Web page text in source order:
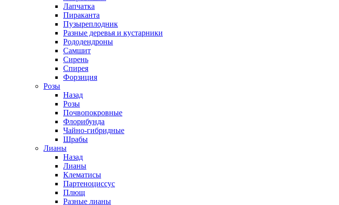
Лапчатка
Пираканта
Пузыреплодник
Разные деревья и кустарники
Рододендроны
Самшит
Сирень
Спирея
Форзиция
Розы
Назад
Розы
Почвопокровные
Флорибунда
Чайно-гибридные
Шрабы
Лианы
Назад
Лианы
Клематисы
Партеноциссус
Плющ
Разные лианы